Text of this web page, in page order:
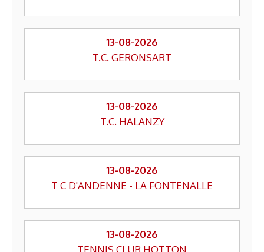
13-08-2026
T.C. GERONSART
13-08-2026
T.C. HALANZY
13-08-2026
T C D'ANDENNE - LA FONTENALLE
13-08-2026
TENNIS CLUB HOTTON